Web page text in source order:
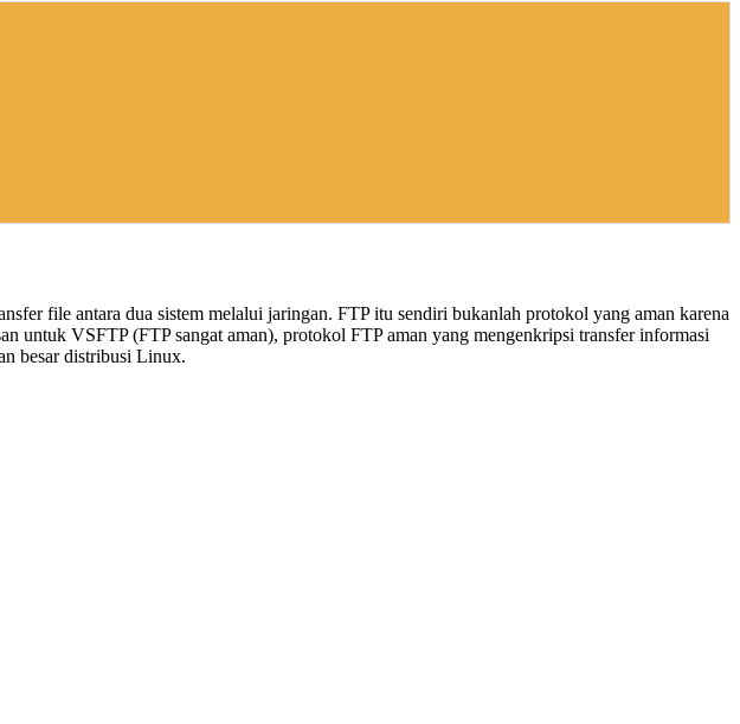
file antara dua sistem melalui jaringan. FTP itu sendiri bukanlah protokol yang aman karena
untuk VSFTP (FTP sangat aman), protokol FTP aman yang mengenkripsi transfer informasi
besar distribusi Linux.